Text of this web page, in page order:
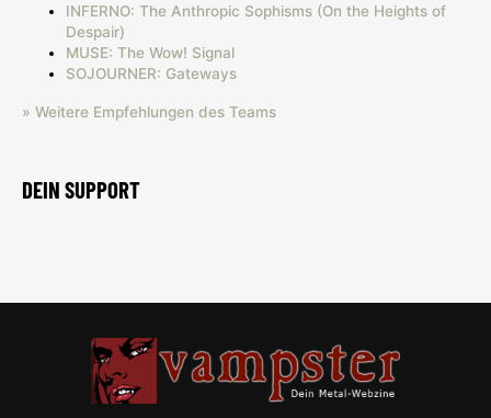
INFERNO: The Anthropic Sophisms (On the Heights of
Despair)
MUSE: The Wow! Signal
SOJOURNER: Gateways
» Weitere Empfehlungen des Teams
DEIN SUPPORT